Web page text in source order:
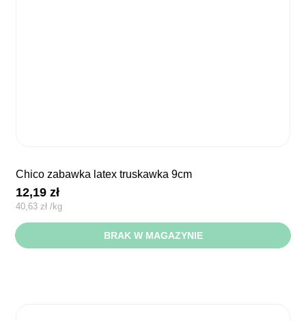
chico zabawka latex truskawka 9cm
12,19zł
40,63 zł /kg
BRAK W MAGAZYNIE